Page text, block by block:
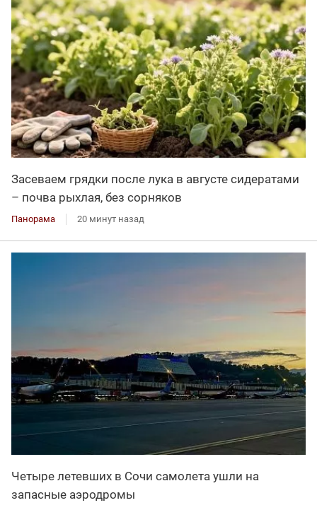
Засеваем грядки после лука в августе сидератами
– почва рыхлая, без сорняков
Панорама 20 минут назад
Четыре летевших в Сочи самолета ушли на
запасные аэродромы